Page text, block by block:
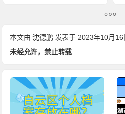
本文由沈德鹏 发表于 2023年10月
未经允许，禁止转载